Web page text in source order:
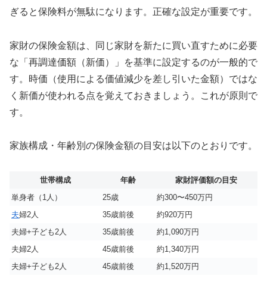
ぎると保険料が無駄になります。正確な設定が重要です。
家財の保険金額は、同じ家財を新たに買い直すために必要
な「再調達価額（新価）」を基準に設定するのが一般的で
す。時価（使用による価値減少を差し引いた金額）ではな
く新価が使われる点を覚えておきましょう。これが原則で
す。
家族構成・年齢別の保険金額の目安は以下のとおりです。
世帯構成 年齢
家財評価額の目安
単身者（1人）
25歳
約300〜450万円
夫婦2人 35歳前後
約920万円
夫婦+子ども2人
35歳前後
約1,090万円
夫婦2人
45歳前後
約1,340万円
夫婦+子ども2人
45歳前後 約1,520万円